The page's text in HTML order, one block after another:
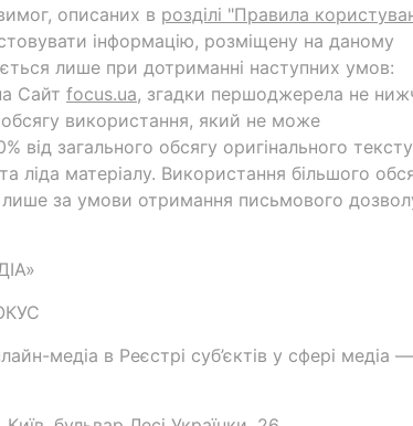
описаних в розділі "Правила
інформацію, розміщену на даному
лише при дотриманні наступних умов:
Cайт focus.ua, згадки першоджерела не
використання, який не може
від загального обсягу оригінального
ліда матеріалу. Використання більшого
за умови отримання письмового
медіа в Реєстрі суб’єктів у сфері медіа —